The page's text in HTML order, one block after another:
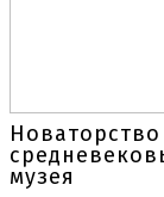
музея